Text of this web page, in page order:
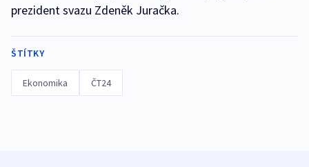
prezident svazu Zdeněk Juračka.
ŠTÍTKY
Ekonomika ČT24